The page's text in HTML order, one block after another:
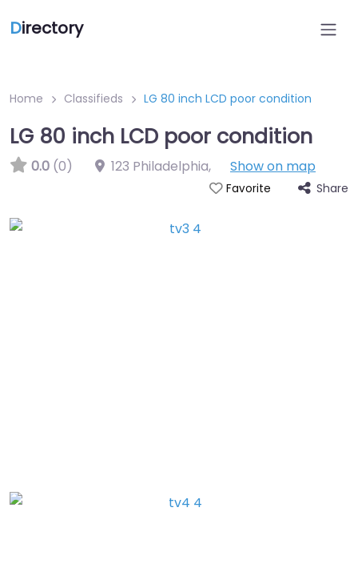
Directory
Home Classifieds LG 80 inch LCD poor condition
LG 80 inch LCD poor condition
0.0 (0) 123 Philadelphia, Show on map
Favorite Share